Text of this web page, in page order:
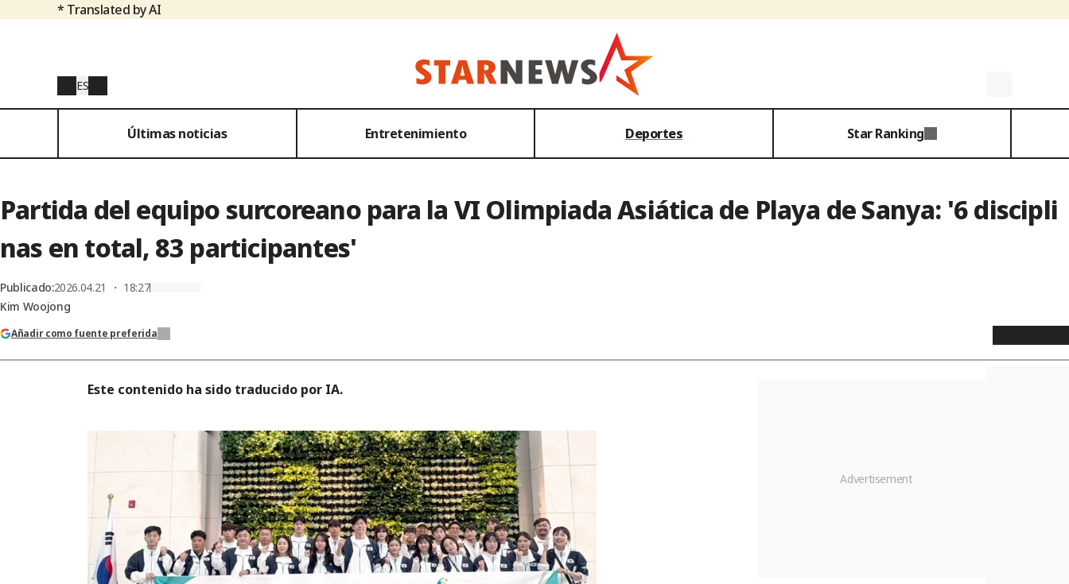
* Translated by AI
ES
Últimas noticias Entretenimiento Deportes Star Ranking
Partida del equipo surcoreano para la VI Olimpiada Asiática de Playa de Sanya: '6 discipli
nas en total, 83 participantes'
Publicado:2026.04.21 ・ 18:27
Kim Woojong
Añadir como fuente preferida
Este contenido ha sido traducido por IA.